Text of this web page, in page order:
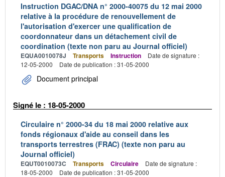
Instruction DGAC/DNA n° 2000-40075 du 12 mai 2000
relative à la procédure de renouvellement de
l'autorisation d'exercer une qualification de
coordonnateur dans un détachement civil de
coordination (texte non paru au Journal officiel)
EQUA0010078J Transports Instruction
Date de signature :
12-05-2000
Date de publication : 31-05-2000
Document principal
Signé le : 18-05-2000
Circulaire n° 2000-34 du 18 mai 2000 relative aux
fonds régionaux d'aide au conseil dans les
transports terrestres (FRAC) (texte non paru au
Journal officiel)
EQUT0010073C Transports Circulaire
Date de signature :
18-05-2000
Date de publication : 31-05-2000